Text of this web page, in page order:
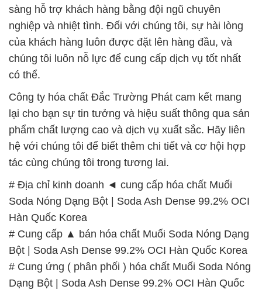
sàng hỗ trợ khách hàng bằng đội ngũ chuyên
nghiệp và nhiệt tình. Đối với chúng tôi, sự hài lòng
của khách hàng luôn được đặt lên hàng đầu, và
chúng tôi luôn nỗ lực để cung cấp dịch vụ tốt nhất
có thể.
Công ty hóa chất Đắc Trường Phát cam kết mang
lại cho bạn sự tin tưởng và hiệu suất thông qua sản
phẩm chất lượng cao và dịch vụ xuất sắc. Hãy liên
hệ với chúng tôi để biết thêm chi tiết và cơ hội hợp
tác cùng chúng tôi trong tương lai.
# Địa chỉ kinh doanh ◄ cung cấp hóa chất Muối
Soda Nóng Dạng Bột | Soda Ash Dense 99.2% OCI
Hàn Quốc Korea
# Cung cấp ▲ bán hóa chất Muối Soda Nóng Dạng
Bột | Soda Ash Dense 99.2% OCI Hàn Quốc Korea
# Cung ứng ( phân phối ) hóa chất Muối Soda Nóng
Dạng Bột | Soda Ash Dense 99.2% OCI Hàn Quốc